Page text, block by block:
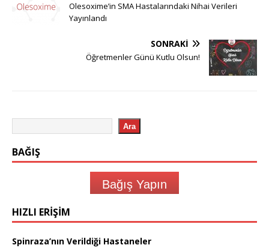
Olesoxime’in SMA Hastalarındaki Nihai Verileri
Yayınlandı
SONRAKI
Öğretmenler Günü Kutlu Olsun!
Ara
BAĞIŞ
Bağış Yapın
HIZLI ERIŞIM
Spinraza’nın Verildiği Hastaneler